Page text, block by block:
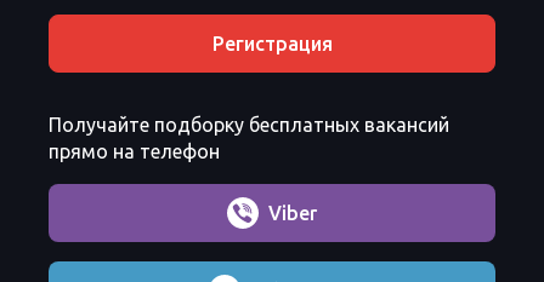
Регистрация
Получайте подборку бесплатных вакансий
прямо на телефон
Viber